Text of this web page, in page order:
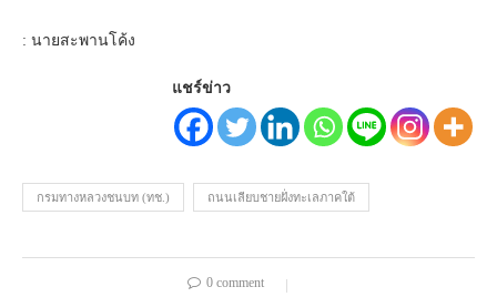
: นายสะพานโค้ง
แชร์ข่าว
กรมทางหลวงชนบท (ทช.) ถนนเลียบชายฝั่งทะเลภาคใต้
0 comment